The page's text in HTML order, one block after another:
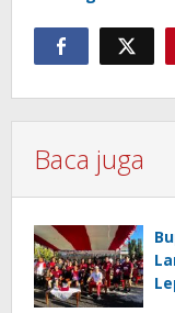
Baca juga